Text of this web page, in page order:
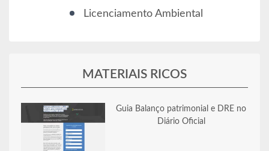
Licenciamento Ambiental
MATERIAIS RICOS
Guia Balanço patrimonial e DRE no
Diário Oficial